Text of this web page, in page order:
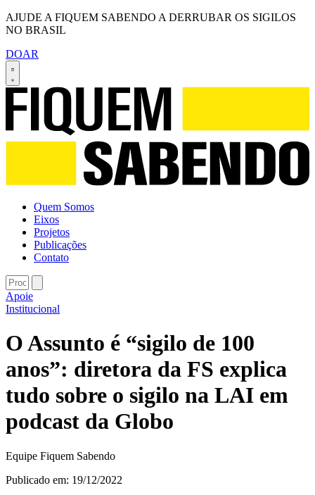
AJUDE A FIQUEM SABENDO A DERRUBAR OS SIGILOS
NO BRASIL
DOAR
Quem Somos
Eixos
Projetos
Publicações
Contato
Apoie
Institucional
O Assunto é “sigilo de 100
anos”: diretora da FS explica
tudo sobre o sigilo na LAI em
podcast da Globo
Equipe Fiquem Sabendo
Publicado em: 19/12/2022